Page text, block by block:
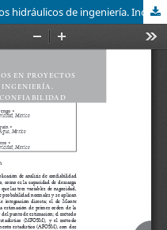
Evaluación de riesgos en proyectos hidráulicos de ingeniería. Incertidumbres y confiabilidad